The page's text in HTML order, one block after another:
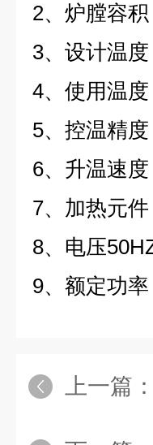
2、炉膛容
3、设计温
4、使用温
5、控温精
6、升温速
7、加热元
8、电压
9、额定功
上一篇：